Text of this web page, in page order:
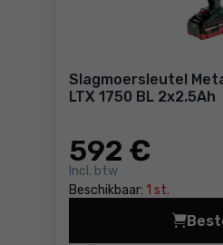
Slagmoersleutel
LTX 1750 BL 2x2.5Ah
592 €
Incl. btw
Beschikbaar: 1 st.